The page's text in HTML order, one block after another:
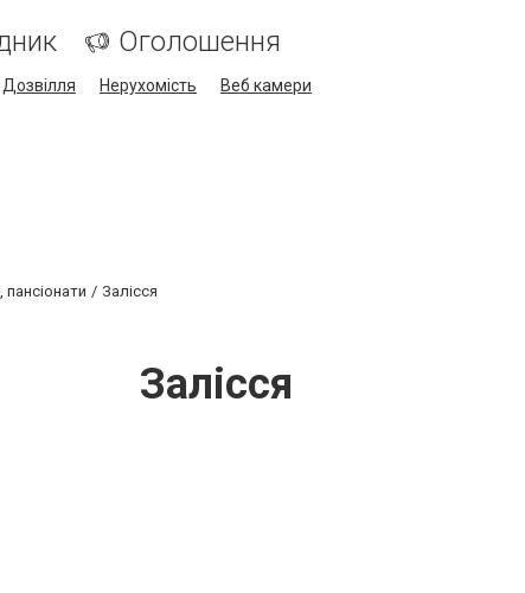
Оголошення
Дозвілля Нерухомість Веб камери
пансіонати Залісся
Залісся